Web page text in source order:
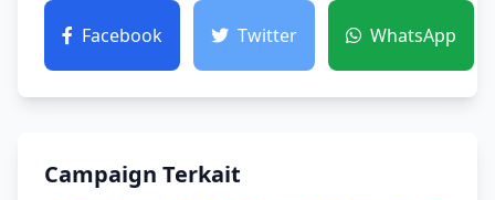
Facebook Twitter WhatsApp
Campaign Terkait